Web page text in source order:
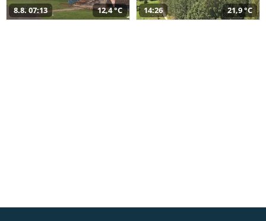
8.8. 07:13 12,4 °C 14:26 21,9 °C